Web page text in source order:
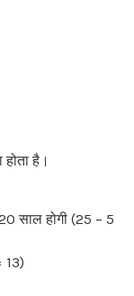
है।
साल होगी (25 – 5
13)